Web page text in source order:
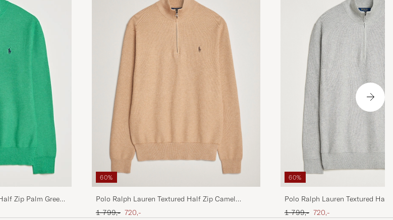
Zip Palm Green
60%
Polo Ralph Lauren Textured Half Zip Camel
Melange
Ordinary pris
1 799,- Nedsat pris
720,-
60%
Polo Ralph Lauren Textured Half
Heather
Ordinary pris
1 799,- Nedsat pris
720,-